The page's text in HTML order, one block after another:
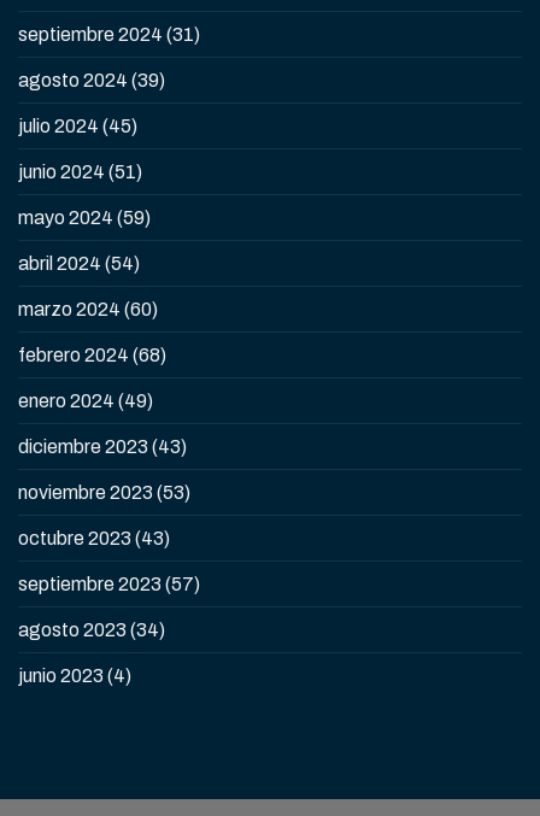
septiembre 2024 (31)
agosto 2024 (39)
julio 2024 (45)
junio 2024 (51)
mayo 2024 (59)
abril 2024 (54)
marzo 2024 (60)
febrero 2024 (68)
enero 2024 (49)
diciembre 2023 (43)
noviembre 2023 (53)
octubre 2023 (43)
septiembre 2023 (57)
agosto 2023 (34)
junio 2023 (4)